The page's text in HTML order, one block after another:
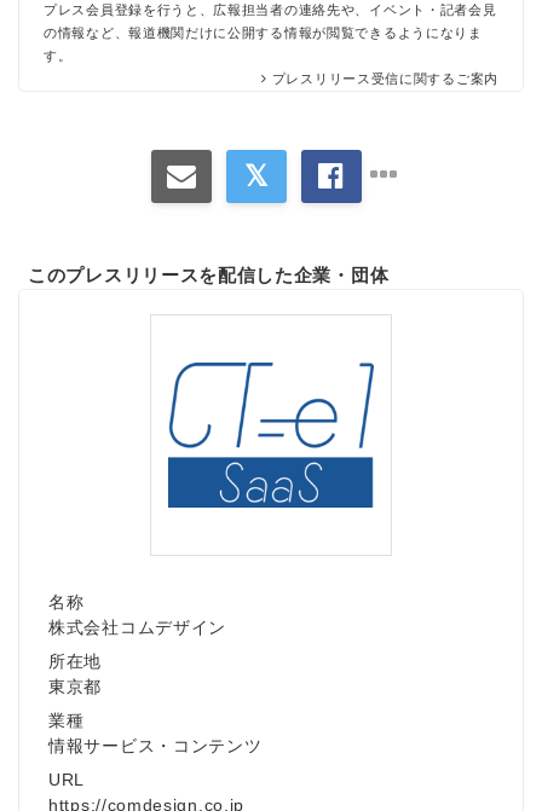
プレス会員登録を行うと、広報担当者の連絡先や、イベント・記者会見
の情報など、報道機関だけに公開する情報が閲覧できるようになりま
す。
プレスリリース受信に関するご案内
このプレスリリースを配信した企業・団体
名称
株式会社コムデザイン
所在地
東京都
業種
情報サービス・コンテンツ
URL
https://comdesign.co.jp